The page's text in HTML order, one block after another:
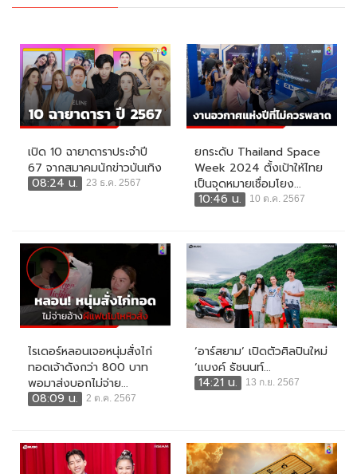
เปิด 10 ฉายาดาราประจำปี
67 จากสมาคมนักข่าวบันเทิง
08:24 น.
23 ธ.ค. 2567
ยกระดับ Thailand Space
Week 2024 ตั้งเป้าให้ไทย
เป็นจุดหมายเชื่อมโยง...
10:46 น.
10 ต.ค. 2567
ไรเดอร์หลอนเจอหนุ่มสั่งไก่
ทอดเจ้าดังกว่า 800 บาท
พอมาส่งบอกไม่จ่าย...
08:09 น.
2 ต.ค. 2567
‘อาร์สยาม’ เปิดตัวศิลปินใหม่
‘แบงค์ ธัชนนท์...
14:21 น.
13 ก.ย. 2567